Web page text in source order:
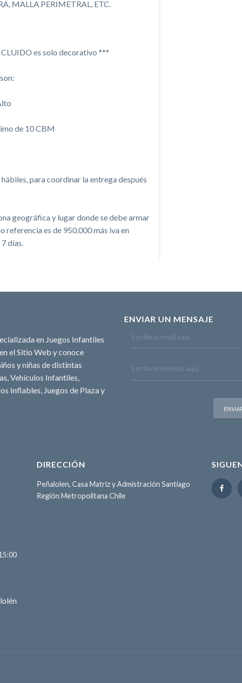
MALLA PERIMETRAL, ETC.
es solo decorativo ***
de 10 CBM
para coordinar la entrega después
geográfica y lugar donde se debe armar
referencia es de 950.000 m​á​s iva en
días.
en Juegos Infantiles
el Sitio Web y conoce
y niñas de distintas
Vehículos Infantiles,
Inflables, Juegos de Plaza y
ENVIAR UN MENSAJE
DIRECCIÓN
Peñalolen, Casa Matriz y Admistración Santiago
Región Metropolitana Chile